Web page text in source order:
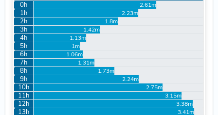
0h 2.61m
1h 2.23m
2h 1.8m
3h 1.42m
4h 1.13m
5h 1m
6h 1.06m
7h 1.31m
8h 1.73m
9h 2.24m
10h 2.75m
11h 3.15m
12h 3.38m
13h 3.41m